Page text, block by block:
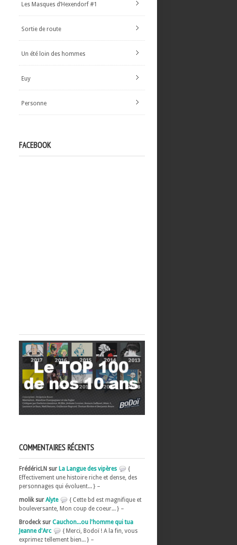
Les Masques d’Hexendorf #1
Sortie de route
Un été loin des hommes
Euy
Personne
FACEBOOK
COMMENTAIRES RÉCENTS
FrédéricLN sur La Langue des vipères
{
Effectivement une histoire riche et dense, des
personnages qui évoluent... } –
molik sur Alyte
{ Cette bd est magnifique et
bouleversante, Mon coup de coeur... } –
Brodeck sur Cauchon...ou l'homme qui tua
Jeanne d'Arc
{ Merci, Bodoï ! A la fin, vous
exprimez tellement bien... } –